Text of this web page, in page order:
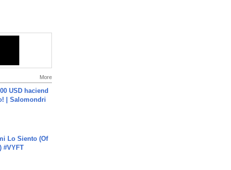
More
USD haciend
| Salomondri
Lo Siento (Of
#VYFT